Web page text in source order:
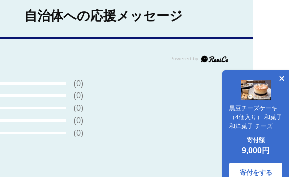
黒豆チーズケーキ
（4個入り） 和菓子
和洋菓子 チーズケ
ーキ 京都 デザート
スイーツ 京都菓
子 AP00035
寄付額
9,000円
寄付をする
自治体への応援メッセージ
(0)
(0)
(0)
(0)
(0)